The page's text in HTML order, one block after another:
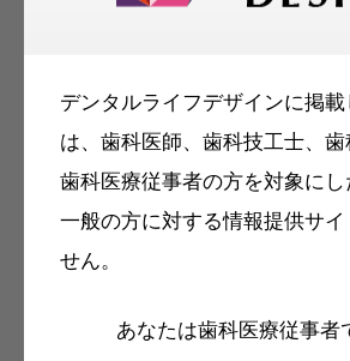
デンタルライフデザインに掲載
は、歯科医師、歯科技工士、
歯科医療従事者の方を対象にし
一般の方に対する情報提供サイ
せん。
あなたは歯科医療従事者
メリット